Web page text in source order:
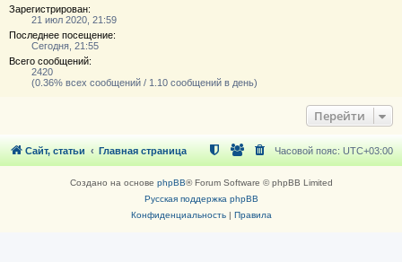
Зарегистрирован:
21 июл 2020, 21:59
Последнее посещение:
Сегодня, 21:55
Всего сообщений:
2420
(0.36% всех сообщений / 1.10 сообщений в день)
Перейти
Сайт, статьи Главная страница Часовой пояс: UTC+03:00
Создано на основе phpBB® Forum Software © phpBB Limited
Русская поддержка phpBB
Конфиденциальность| Правила